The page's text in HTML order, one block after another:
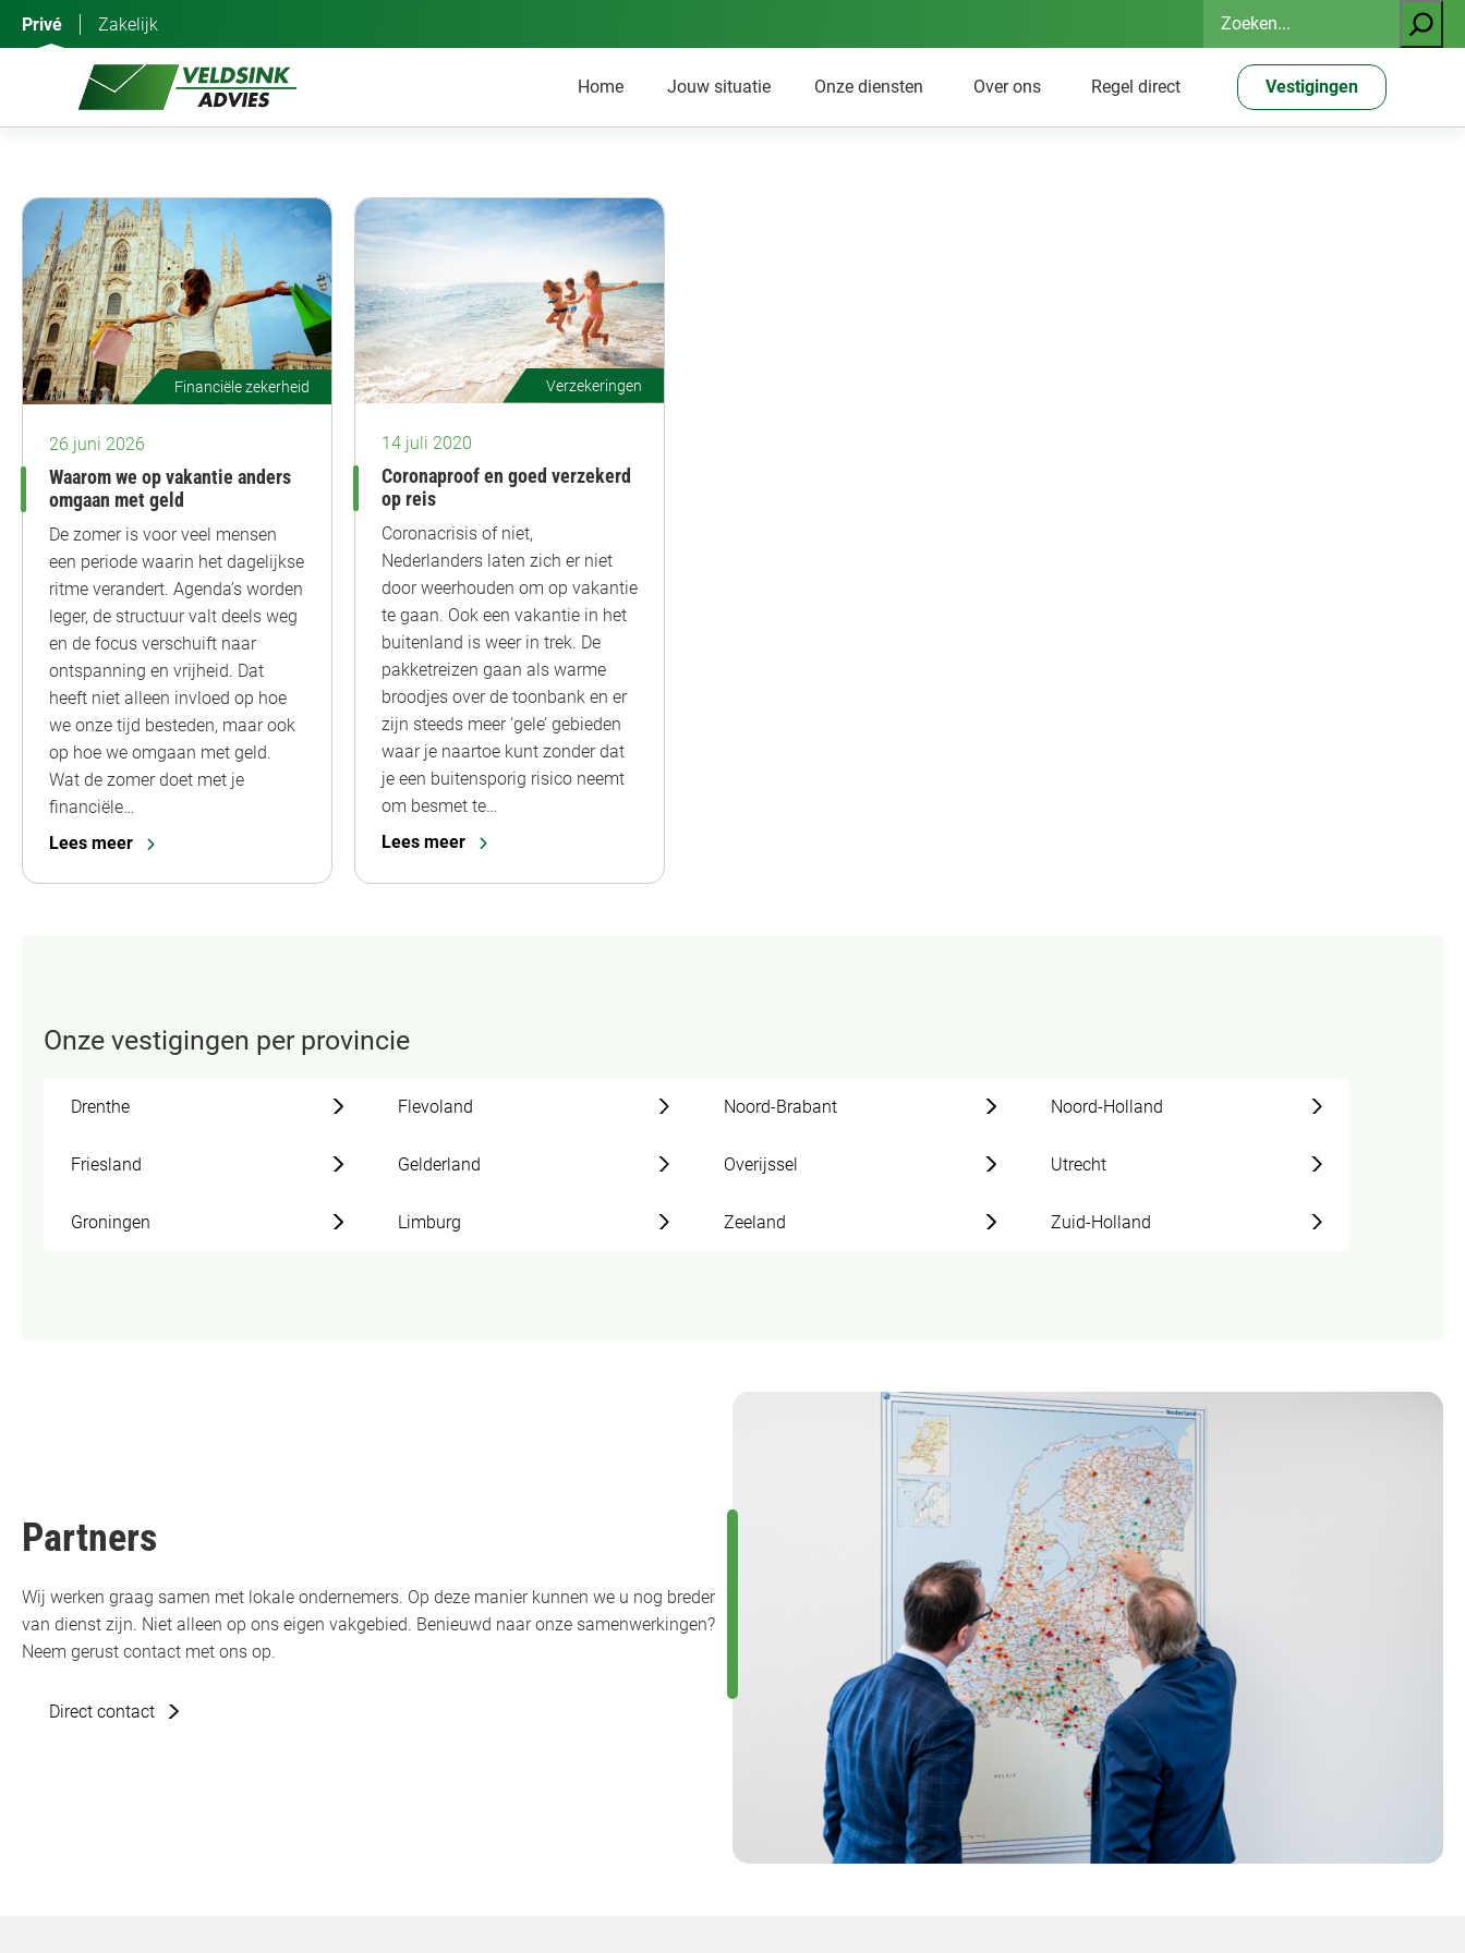
Privé Zakelijk
Zoeken
Home Jouw situatie Onze diensten Over ons Regel direct Vestigingen
Financiële zekerheid
26 juni 2026
Waarom we op vakantie anders
omgaan met geld
De zomer is voor veel mensen
een periode waarin het dagelijkse
ritme verandert. Agenda’s worden
leger, de structuur valt deels weg
en de focus verschuift naar
ontspanning en vrijheid. Dat
heeft niet alleen invloed op hoe
we onze tijd besteden, maar ook
op hoe we omgaan met geld.
Wat de zomer doet met je
financiële…
Lees meer
Verzekeringen
14 juli 2020
Coronaproof en goed verzekerd
op reis
Coronacrisis of niet,
Nederlanders laten zich er niet
door weerhouden om op vakantie
te gaan. Ook een vakantie in het
buitenland is weer in trek. De
pakketreizen gaan als warme
broodjes over de toonbank en er
zijn steeds meer ‘gele’ gebieden
waar je naartoe kunt zonder dat
je een buitensporig risico neemt
om besmet te…
Lees meer
Onze vestigingen per provincie
Drenthe Flevoland Noord-Brabant Noord-Holland
Friesland Gelderland Overijssel Utrecht
Groningen Limburg Zeeland Zuid-Holland
Partners
Wij werken graag samen met lokale ondernemers. Op deze manier kunnen we u nog breder
van dienst zijn. Niet alleen op ons eigen vakgebied. Benieuwd naar onze samenwerkingen?
Neem gerust contact met ons op.
Direct contact